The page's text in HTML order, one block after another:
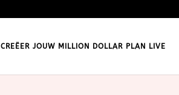
CREËER JOUW MILLION DOLLAR PLAN LIVE